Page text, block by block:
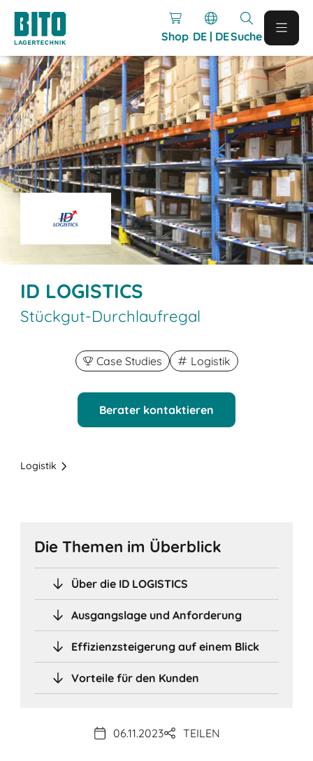
Shop DE | DESuche
ID LOGISTICS
Stückgut-Durchlaufregal
Case Studies Logistik
Berater kontaktieren
Logistik
Die Themen im Überblick
Über die ID LOGISTICS
Ausgangslage und Anforderung
Effizienzsteigerung auf einem Blick
Vorteile für den Kunden
06.11.2023 TEILEN